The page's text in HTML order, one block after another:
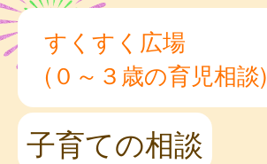
すくすく広場
(０～３歳の育児相談)
子育ての相談